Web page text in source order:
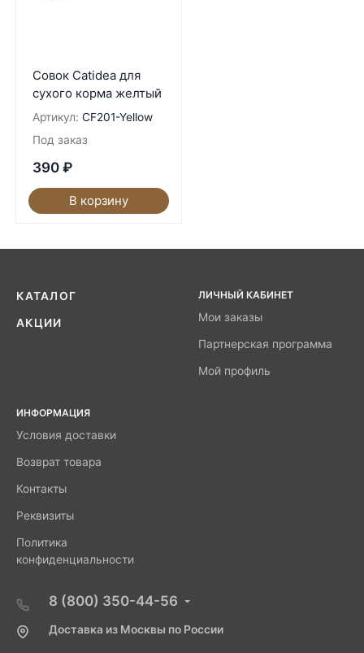
Совок Catidea для
сухого корма желтый
Артикул: CF201-Yellow
Под заказ
390 ₽
В корзину
КАТАЛОГ
АКЦИИ
ЛИЧНЫЙ КАБИНЕТ
Мои заказы
Партнерская программа
Мой профиль
ИНФОРМАЦИЯ
Условия доставки
Возврат товара
Контакты
Реквизиты
Политика
конфиденциальности
8 (800) 350-44-56
Доставка из Москвы по России